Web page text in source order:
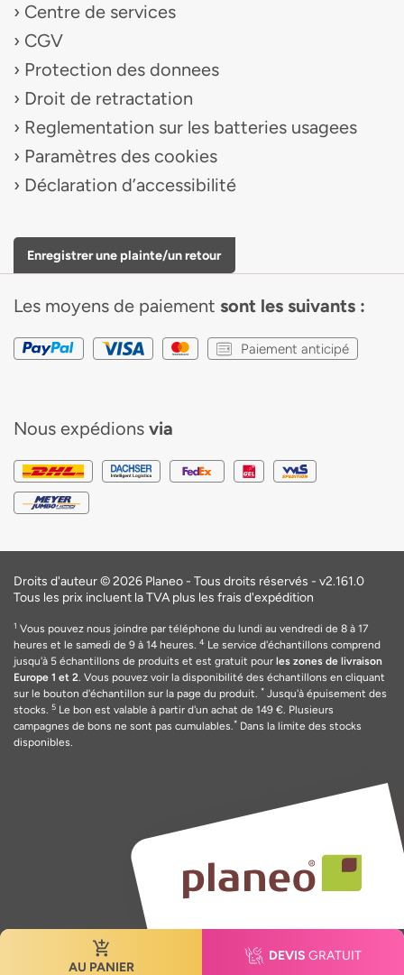
AU PANIER
DEVIS GRATUIT
Centre de services
CGV
Protection des donnees
Droit de retractation
Reglementation sur les batteries usagees
Paramètres des cookies
Déclaration d’accessibilité
Enregistrer une plainte/un retour
Les moyens de paiement sont les suivants :
Paiement anticipé
Nous expédions via
Droits d'auteur © 2026 Planeo - Tous droits réservés - v2.161.0
Tous les prix incluent la TVA plus les frais d'expédition
1 Vous pouvez nous joindre par téléphone du lundi au vendredi de 8 à 17
heures et le samedi de 9 à 14 heures. 4 Le service d'échantillons comprend
jusqu'à 5 échantillons de produits et est gratuit pour les zones de livraison
Europe 1 et 2. Vous pouvez voir la disponibilité des échantillons en cliquant
sur le bouton d'échantillon sur la page du produit. * Jusqu'à épuisement des
stocks. 5 Le bon est valable à partir d'un achat de 149 €. Plusieurs
campagnes de bons ne sont pas cumulables.* Dans la limite des stocks
disponibles.